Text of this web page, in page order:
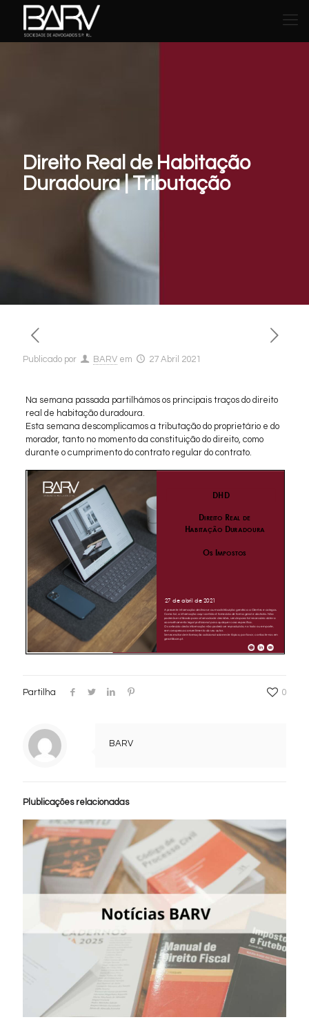
Direito Real de Habitação
Duradoura | Tributação
Publicado por BARV em 27 Abril 2021
Na semana passada partilhámos os principais traços do direito
real de habitação duradoura.
Esta semana descomplicamos a tributação do proprietário e do
morador, tanto no momento da constituição do direito, como
durante o cumprimento do contrato regular do contrato.
Partilha 0
BARV
Plublicações relacionadas